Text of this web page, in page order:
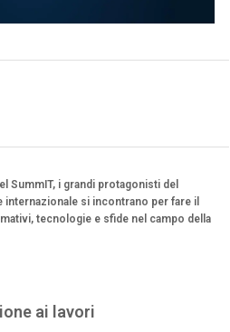
SummIT, i grandi protagonisti del
internazionale si incontrano per fare il
tecnologie e sfide nel campo della
ai lavori